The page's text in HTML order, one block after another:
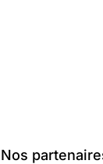
Nos